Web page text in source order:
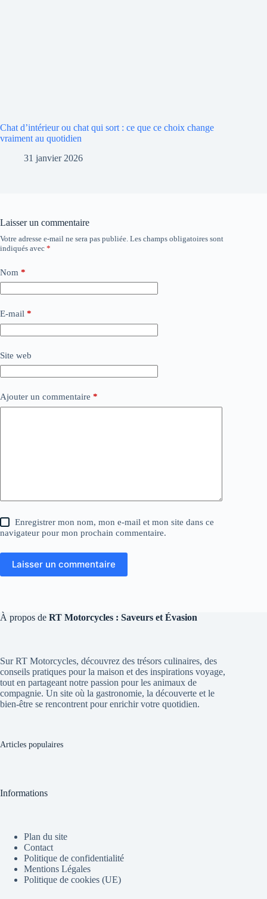
Chat d’intérieur ou chat qui sort : ce que ce choix change
vraiment au quotidien
31 janvier 2026
Laisser un commentaire
Votre adresse e-mail ne sera pas publiée. Les champs obligatoires sont
indiqués avec *
Nom *
E-mail *
Site web
Ajouter un commentaire *
Enregistrer mon nom, mon e-mail et mon site dans ce
navigateur pour mon prochain commentaire.
Laisser un commentaire
À propos de RT Motorcycles : Saveurs et Évasion
Sur RT Motorcycles, découvrez des trésors culinaires, des
conseils pratiques pour la maison et des inspirations voyage,
tout en partageant notre passion pour les animaux de
compagnie. Un site où la gastronomie, la découverte et le
bien-être se rencontrent pour enrichir votre quotidien.
Articles populaires
Informations
Plan du site
Contact
Politique de confidentialité
Mentions Légales
Politique de cookies (UE)